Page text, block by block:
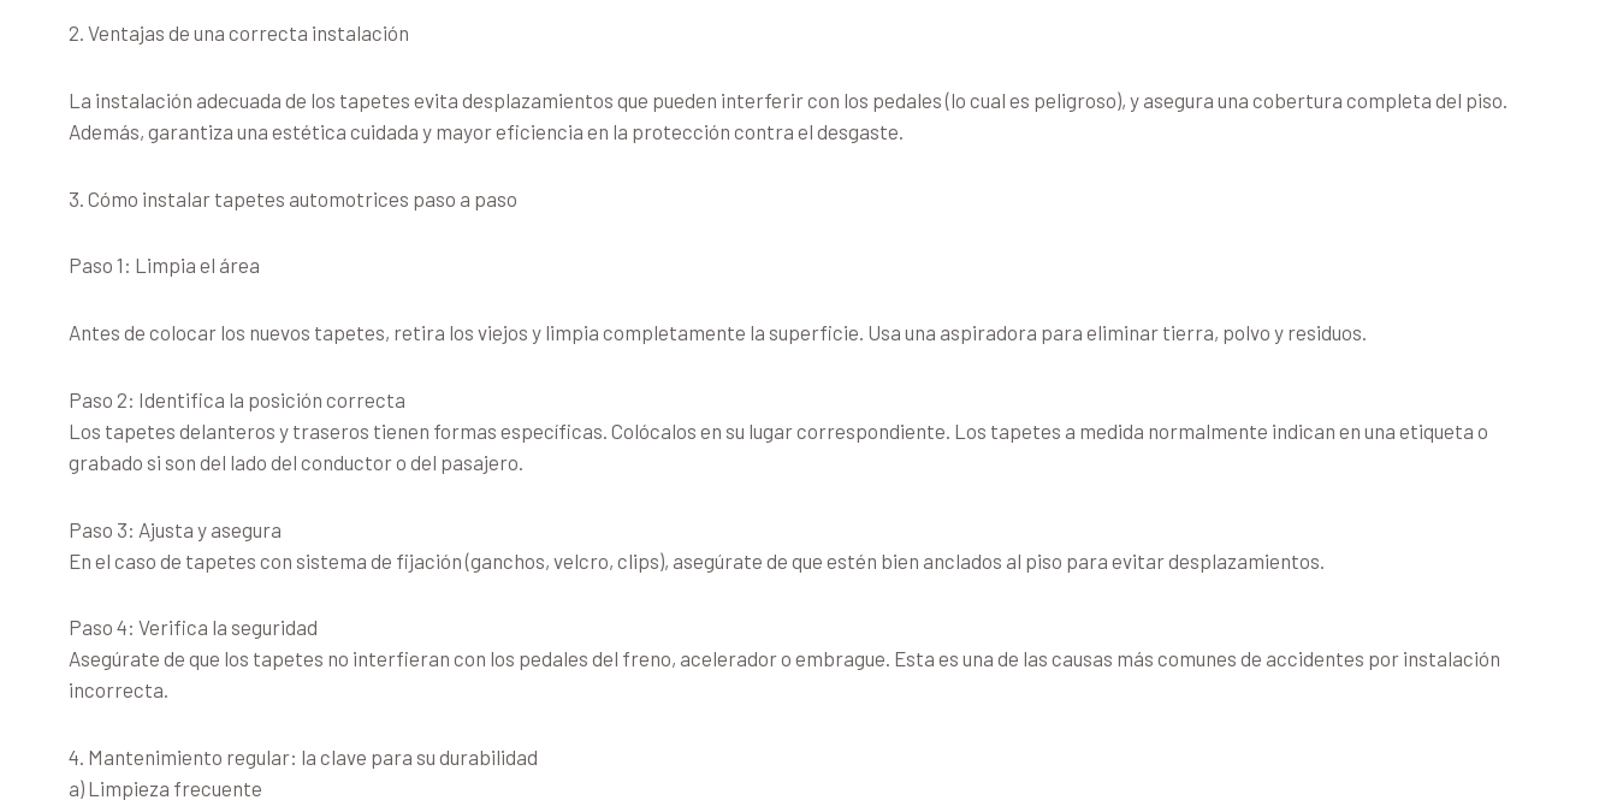
2. Ventajas de una correcta instalación
La instalación adecuada de los tapetes evita desplazamientos que pueden interferir con los pedales (lo cual es peligroso), y asegura una cobertura completa del piso.
Además, garantiza una estética cuidada y mayor eficiencia en la protección contra el desgaste.
3. Cómo instalar tapetes automotrices paso a paso
Paso 1: Limpia el área
Antes de colocar los nuevos tapetes, retira los viejos y limpia completamente la superficie. Usa una aspiradora para eliminar tierra, polvo y residuos.
Paso 2: Identifica la posición correcta
Los tapetes delanteros y traseros tienen formas específicas. Colócalos en su lugar correspondiente. Los tapetes a medida normalmente indican en una etiqueta o
grabado si son del lado del conductor o del pasajero.
Paso 3: Ajusta y asegura
En el caso de tapetes con sistema de fijación (ganchos, velcro, clips), asegúrate de que estén bien anclados al piso para evitar desplazamientos.
Paso 4: Verifica la seguridad
Asegúrate de que los tapetes no interfieran con los pedales del freno, acelerador o embrague. Esta es una de las causas más comunes de accidentes por instalación
incorrecta.
4. Mantenimiento regular: la clave para su durabilidad
a) Limpieza frecuente